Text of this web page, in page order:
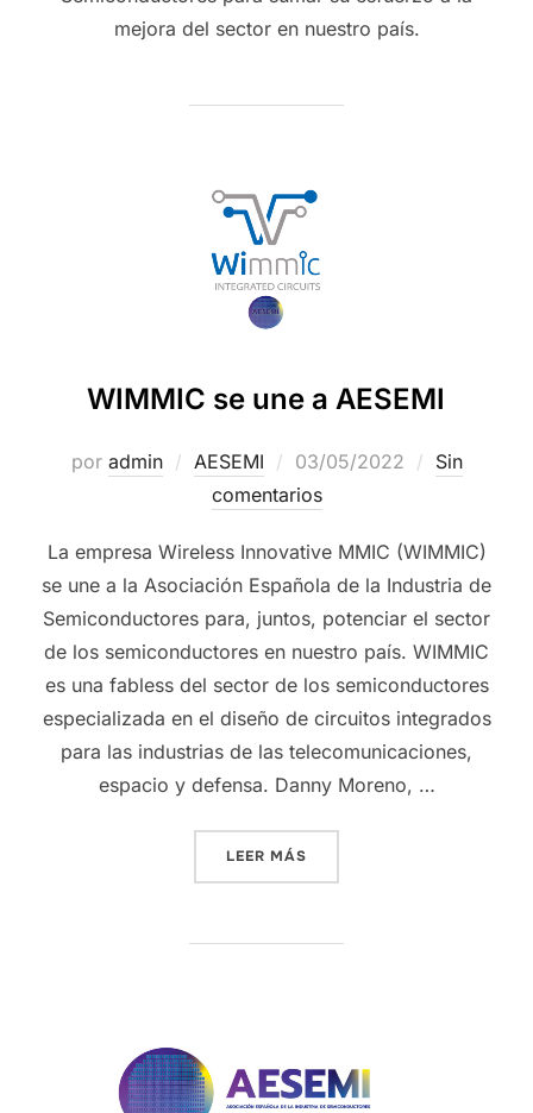
mejora del sector en nuestro país.
WIMMIC se une a AESEMI
por admin AESEMI 03/05/2022
Sin
comentarios
La empresa Wireless Innovative MMIC (WIMMIC)
se une a la Asociación Española de la Industria de
Semiconductores para, juntos, potenciar el sector
de los semiconductores en nuestro país. WIMMIC
es una fabless del sector de los semiconductores
especializada en el diseño de circuitos integrados
para las industrias de las telecomunicaciones,
espacio y defensa. Danny Moreno, …
LEER MÁS